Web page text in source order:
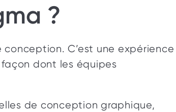
?
C’est une expérience
dont les équipes
de conception graphique,